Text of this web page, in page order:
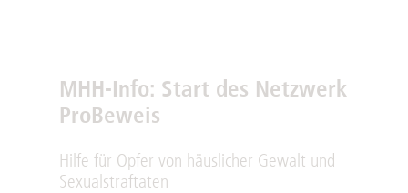
MHH-Info: Start des Netzwerk
ProBeweis
Hilfe für Opfer von häuslicher Gewalt und
Sexualstraftaten